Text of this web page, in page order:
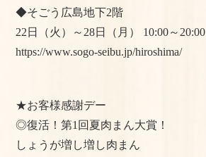
◆そごう広島地下2階
22日（火）～28日（月） 10:00～20:00
https://www.sogo-seibu.jp/hiroshima/
★お客様感謝デー
◎復活！第1回夏肉まん大賞！
しょうが増し増し肉まん